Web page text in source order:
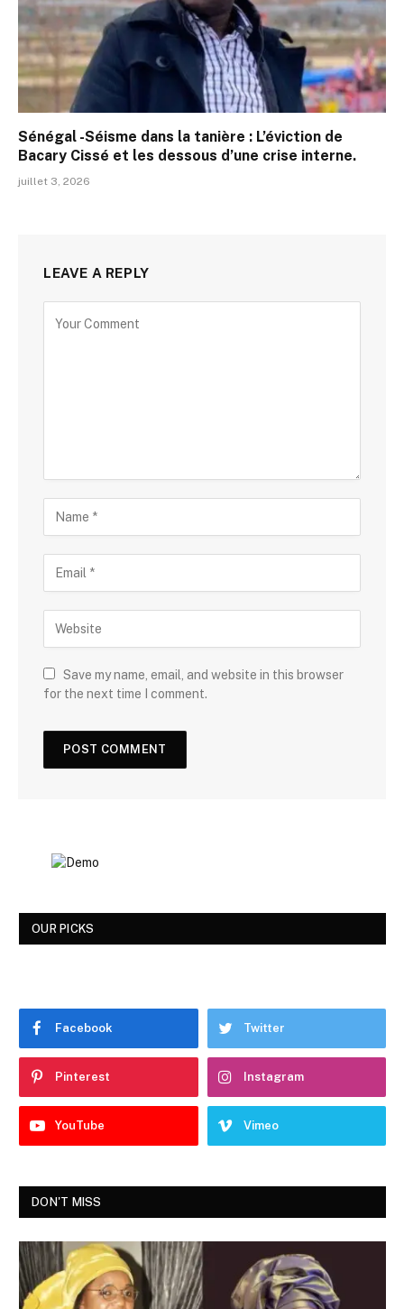
Sénégal -Séisme dans la tanière : L’éviction de
Bacary Cissé et les dessous d’une crise interne.
juillet 3, 2026
LEAVE A REPLY
Save my name, email, and website in this browser
for the next time I comment.
OUR PICKS
Facebook Twitter
Pinterest Instagram
YouTube Vimeo
DON'T MISS